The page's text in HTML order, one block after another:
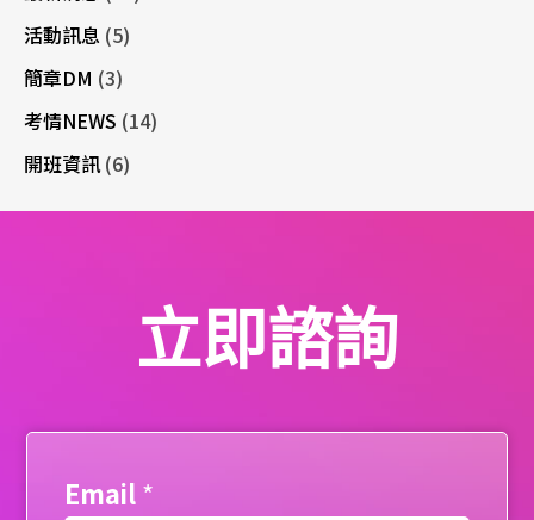
活動訊息 (5)
簡章DM (3)
考情NEWS (14)
開班資訊(6)
立即諮詢
Email*